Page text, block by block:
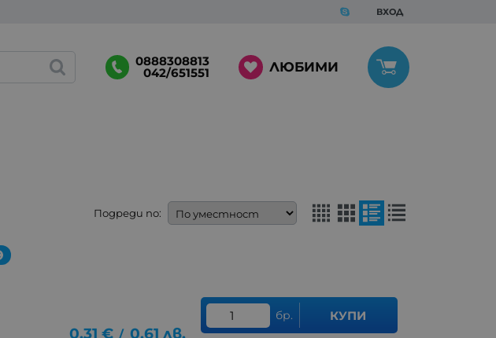
ВХОД
0888308813
042/651551 ЛЮБИМИ
Подреди по:
0.31 € / 0.61 лв.
бр. КУПИ